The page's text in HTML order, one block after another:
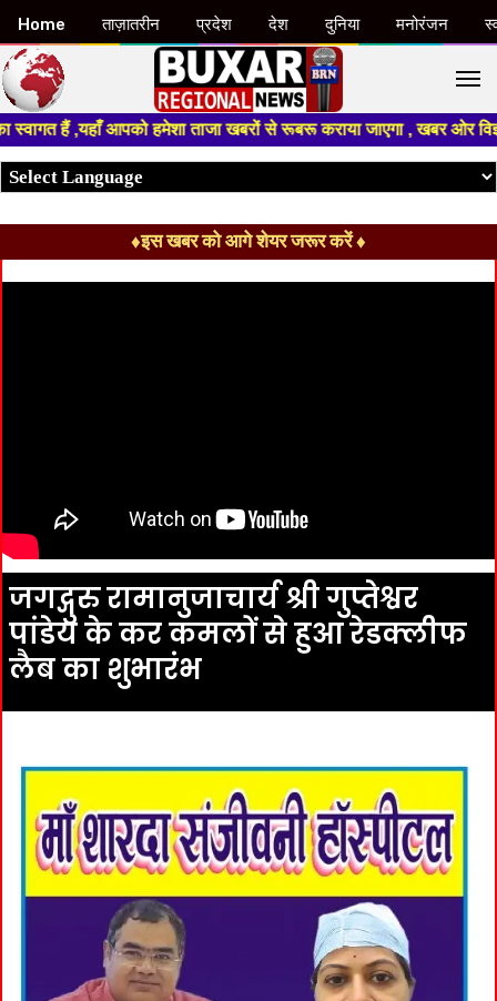
आपको हमेशा ताजा खबरों से रूबरू कराया जाएगा , खबर ओर विज्ञापन के
♦इस खबर को आगे शेयर जरूर करें ♦
जगद्गुरु रामानुजाचार्य श्री गुप्तेश्वर
पांडेय के कर कमलों से हुआ रेडक्लीफ
लैब का शुभारंभ
Home ताज़ातरीन प्रदेश देश दुनिया मनोरंजन